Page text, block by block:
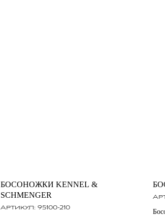
БОСОНОЖКИ KENNEL &
SCHMENGER
Артикул: 95100-210